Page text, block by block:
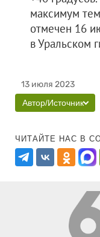
максимум
отмечен 16
в Уральском
13 июля 2023
Автор/Источник
ЧИТАЙТЕ НАС В